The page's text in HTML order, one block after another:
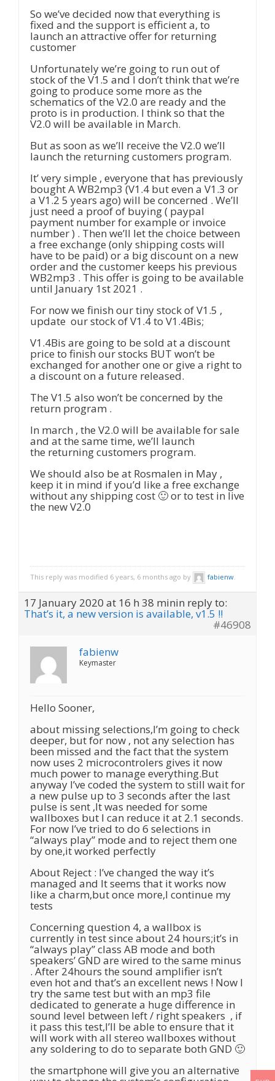
So we’ve decided now that everything is
fixed and the support is efficient a, to
launch an attractive offer for returning
customer
Unfortunately we’re going to run out of
stock of the V1.5 and I don’t think that we’re
going to produce some more as the
schematics of the V2.0 are ready and the
proto is in production. I think so that the
V2.0 will be available in March.
But as soon as we’ll receive the V2.0 we’ll
launch the returning customers program.
It’ very simple , everyone that has previously
bought A WB2mp3 (V1.4 but even a V1.3 or
a V1.2 5 years ago) will be concerned . We’ll
just need a proof of buying ( paypal
payment number for example or invoice
number ) . Then we’ll let the choice between
a free exchange (only shipping costs will
have to be paid) or a big discount on a new
order and the customer keeps his previous
WB2mp3 . This offer is going to be available
until January 1st 2021 .
For now we finish our tiny stock of V1.5 ,
update our stock of V1.4 to V1.4Bis;
V1.4Bis are going to be sold at a discount
price to finish our stocks BUT won’t be
exchanged for another one or give a right to
a discount on a future released.
The V1.5 also won’t be concerned by the
return program .
In march , the V2.0 will be available for sale
and at the same time, we’ll launch
the returning customers program.
We should also be at Rosmalen in May ,
keep it in mind if you’d like a free exchange
without any shipping cost 🙂 or to test in live
the new V2.0
This reply was modified 6 years, 6 months ago by fabienw
17 January 2020 at 16 h 38 minin reply to:
That’s it, a new version is available, v1.5 !!
#46908
fabienw
Keymaster
Hello Sooner,
about missing selections,I’m going to check
deeper, but for now , not any selection has
been missed and the fact that the system
now uses 2 microcontrolers gives it now
much power to manage everything.But
anyway I’ve coded the system to still wait for
a new pulse up to 3 seconds after the last
pulse is sent ,It was needed for some
wallboxes but I can reduce it at 2.1 seconds.
For now I’ve tried to do 6 selections in
“always play” mode and to reject them one
by one,it worked perfectly
About Reject : I’ve changed the way it’s
managed and It seems that it works now
like a charm,but once more,I continue my
tests
Concerning question 4, a wallbox is
currently in test since about 24 hours;it’s in
“always play” class AB mode and both
speakers’ GND are wired to the same minus
. After 24hours the sound amplifier isn’t
even hot and that’s an excellent news ! Now I
try the same test but with an mp3 file
dedicated to generate a huge difference in
sound level between left / right speakers , if
it pass this test,I’ll be able to ensure that it
will work with all stereo wallboxes without
any soldering to do to separate both GND 🙂
the smartphone will give you an alternative